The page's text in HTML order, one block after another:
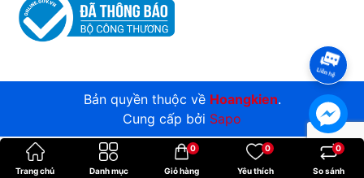
Bản quyền thuộc về Hoangkien.
Cung cấp bởi Sapo
Trang chủ Danh mục Giỏ hàng
0
Yêu thích
0
So sánh
0